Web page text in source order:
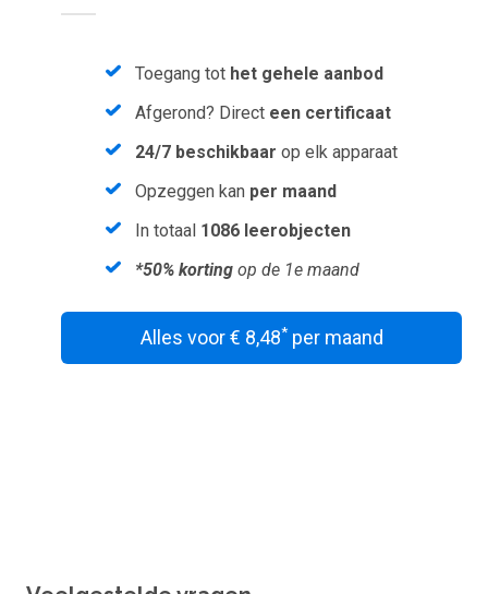
Toegang tot het gehele aanbod
Afgerond? Direct een certificaat
24/7 beschikbaar op elk apparaat
Opzeggen kan per maand
In totaal 1086 leerobjecten
*50% korting op de 1e maand
Alles voor € 8,48*per maand